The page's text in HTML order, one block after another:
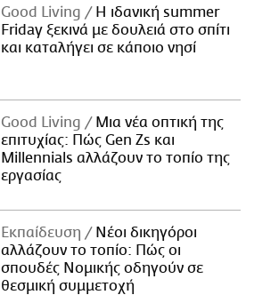
Good Living
Η ιδανική summer
Friday ξεκινά με δουλειά στο σπίτι
και καταλήγει σε κάποιο νησί
Good Living
Μια νέα οπτική της
επιτυχίας: Πώς Gen Zs και
Millennials αλλάζουν το τοπίο της
εργασίας
Εκπαίδευση
Νέοι δικηγόροι
αλλάζουν το τοπίο: Πώς οι
σπουδές Νομικής οδηγούν σε
θεσμική συμμετοχή